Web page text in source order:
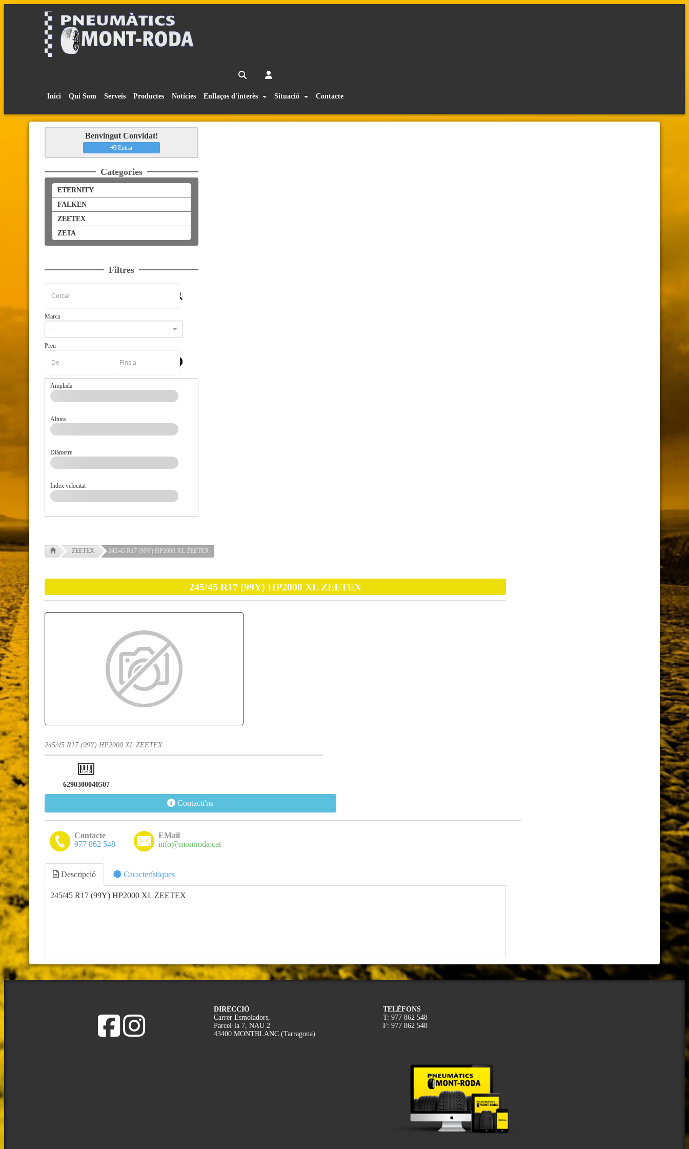
Inici Qui Som Serveis Productes Notícies Enllaços d'interès Situació Contacte
Benvingut Convidat!
Entrar
Categories
ETERNITY
FALKEN
ZEETEX
ZETA
Filtres
Marca
---
Preu
Amplada
Altura
Diàmetre
Índex velocitat
ZEETEX 245/45 R17 (99Y) HP2000 XL ZEETEX
245/45 R17 (99Y) HP2000 XL ZEETEX
245/45 R17 (99Y) HP2000 XL ZEETEX
6290300040507
Contacti'ns
Contacte
977 862 548
EMail
info@montroda.cat
Descripció Característiques
245/45 R17 (99Y) HP2000 XL ZEETEX
DIRECCIÓ
Carrer Esmoladors,
Parcel·la 7, NAU 2
43400 MONTBLANC (Tarragona)
TELÈFONS
T: 977 862 548
F: 977 862 548